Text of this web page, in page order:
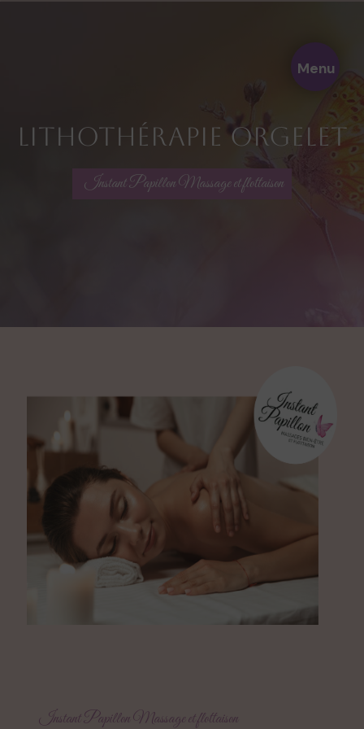
Menu
lithothérapie Orgelet
Instant Papillon Massage et flottaison
Instant Papillon Massage et flottaison